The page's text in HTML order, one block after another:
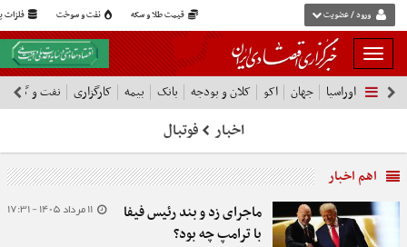
قیمت طلا و سکه نفت و سوخت فلزات ورود / عضویت
بار
و
بسته
نمودن
اوراسیا جهان اکو کلان و بودجه بانک بیمه کارگزاری نفت و گاز
اخبار فوتبال
اهم اخبار
11 مرداد 1405 - 17:31
ماجرای زد و بند رئیس فیفا
با ترامپ چه بود؟